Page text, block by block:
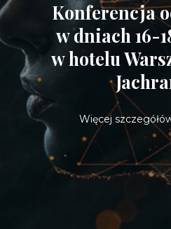
Konferencja
w dniach 16-
w hotelu
Więcej